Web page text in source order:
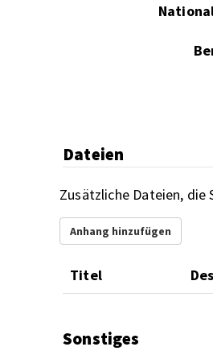
Dateien
Zusätzliche Dateien,
Anhang hinzufügen
Titel
Sonstiges